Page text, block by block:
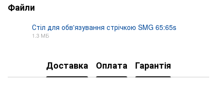
Файли
Стіл для обв'язування стрічкою SMG 65:65s
1.3 МБ
Доставка Оплата Гарантія